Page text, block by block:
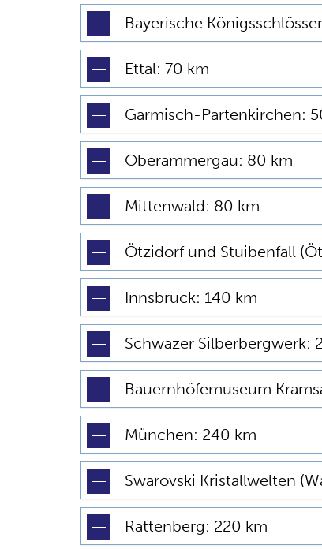
Bayerische
Ettal: 70 km
Garmisch-Partenkirchen:
Oberammergau: 80 km
Mittenwald: 80 km
Ötzidorf und Stuibenfall
Innsbruck: 140 km
Schwazer Silberbergwerk:
Bauernhöfemuseum
München: 240 km
Swarovski Kristallwelten
Rattenberg: 220 km